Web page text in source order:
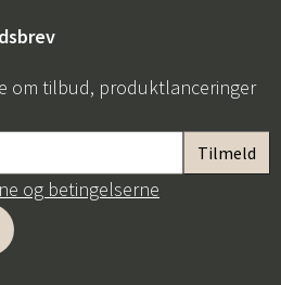
om tilbud, produktlanceringer
og betingelserne